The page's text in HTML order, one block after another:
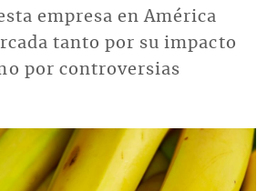
empresa en América
tanto por su impacto
por controversias